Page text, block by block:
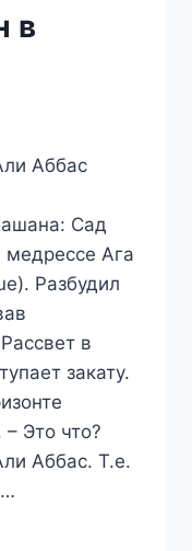
в
Аббас
Сад
медрессе Ага
Разбудил
в
закату.
Это что?
Аббас. Т.е.